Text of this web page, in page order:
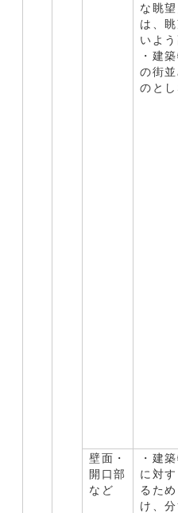
な眺
は、
いよ
・建
の街
のとし
壁面・
開口部
など
・建
に対
るた
け、